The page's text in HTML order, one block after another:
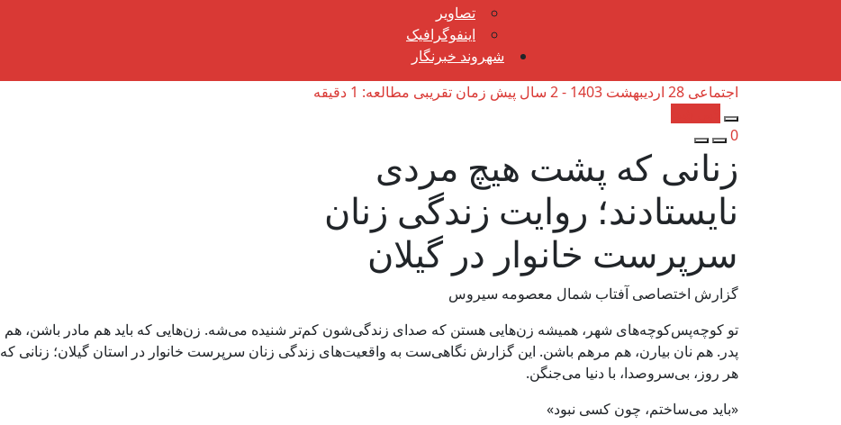
تصاویر
اینفوگرافیک
شهروند خبرنگار
اجتماعی 28 اردیبهشت 1403 - 2 سال پیش
زمان تقریبی مطالعه: 1 دقیقه
0
زنانی که پشت هیچ مردی
نایستادند؛ روایت زندگی زنان
سرپرست خانوار در گیلان
گزارش اختصاصی آفتاب شمال معصومه سیروس
تو کوچه‌پس‌کوچه‌های شهر، همیشه زن‌هایی هستن که صدای زندگی‌شون کم‌تر شنیده می‌شه. زن‌هایی که باید هم مادر باشن، هم
پدر. هم نان بیارن، هم مرهم باشن. این گزارش نگاهی‌ست به واقعیت‌های زندگی زنان سرپرست خانوار در استان گیلان؛ زنانی که
هر روز، بی‌سروصدا، با دنیا می‌جنگن.
«باید می‌ساختم، چون کسی نبود»